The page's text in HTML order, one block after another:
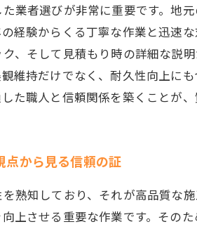
業者選びが非常に重要です。地
経験からくる丁寧な作業と迅速
、そして見積もり時の詳細な説
維持だけでなく、耐久性向上に
た職人と信頼関係を築くことが、
から見る信頼の証
熟知しており、それが高品質な
上させる重要な作業です。その